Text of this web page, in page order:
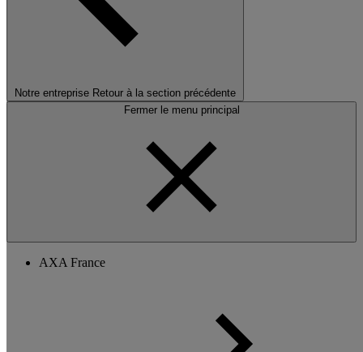
Notre entreprise Retour à la section précédente
Fermer le menu principal
AXA France